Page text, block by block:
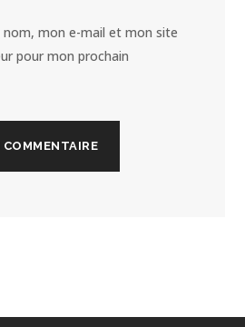
nom, mon e-mail et mon site
pour mon prochain